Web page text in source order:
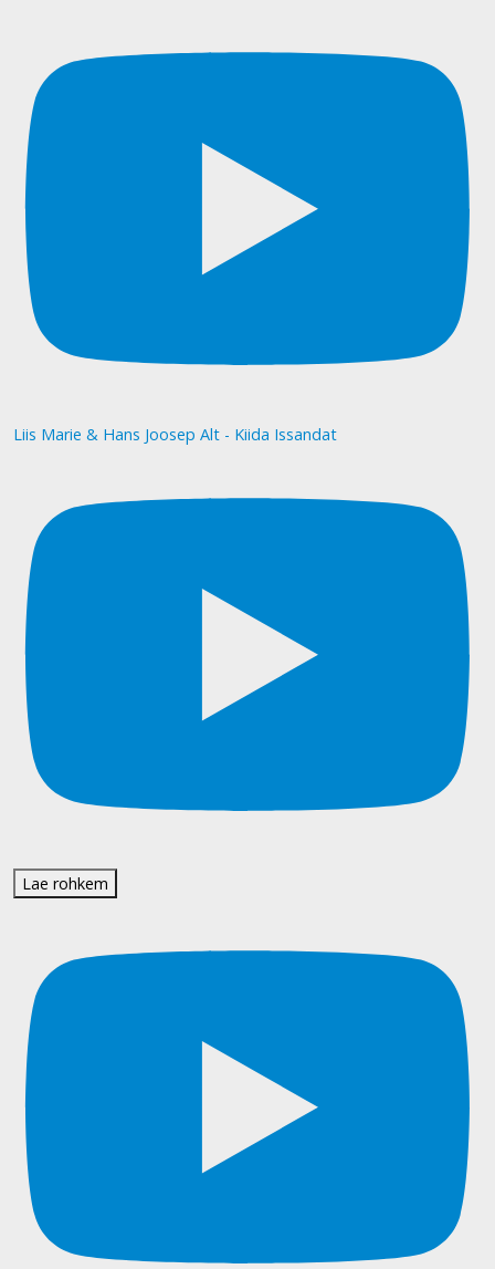
Liis Marie & Hans Joosep Alt - Kiida Issandat
Lae rohkem